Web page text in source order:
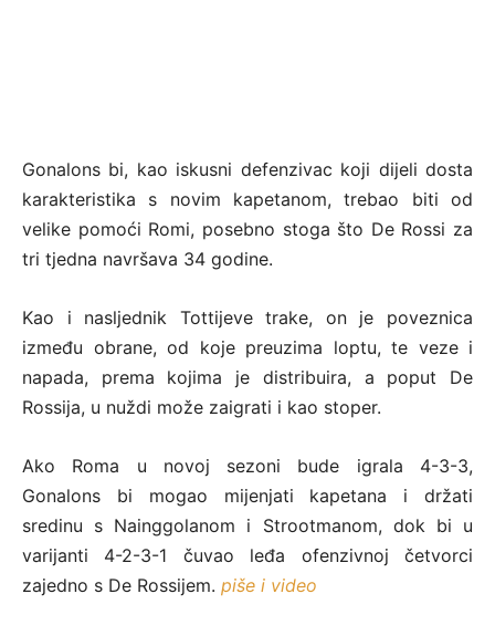
Gonalons bi, kao iskusni defenzivac koji dijeli dosta
karakteristika s novim kapetanom, trebao biti od
velike pomoći Romi, posebno stoga što De Rossi za
tri tjedna navršava 34 godine.
Kao i nasljednik Tottijeve trake, on je poveznica
između obrane, od koje preuzima loptu, te veze i
napada, prema kojima je distribuira, a poput De
Rossija, u nuždi može zaigrati i kao stoper.
Ako Roma u novoj sezoni bude igrala 4-3-3,
Gonalons bi mogao mijenjati kapetana i držati
sredinu s Nainggolanom i Strootmanom, dok bi u
varijanti 4-2-3-1 čuvao leđa ofenzivnoj četvorci
zajedno s De Rossijem. piše i video